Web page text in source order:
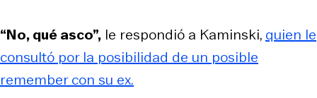
“No, qué asco”, le respondió a Kaminski, quien le
consultó por la posibilidad de un posible
remember con su ex.